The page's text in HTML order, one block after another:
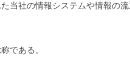
当社の情報システムや情報の流
である。